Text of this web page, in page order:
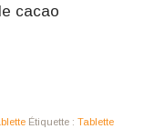
cacao
Étiquette : Tablette